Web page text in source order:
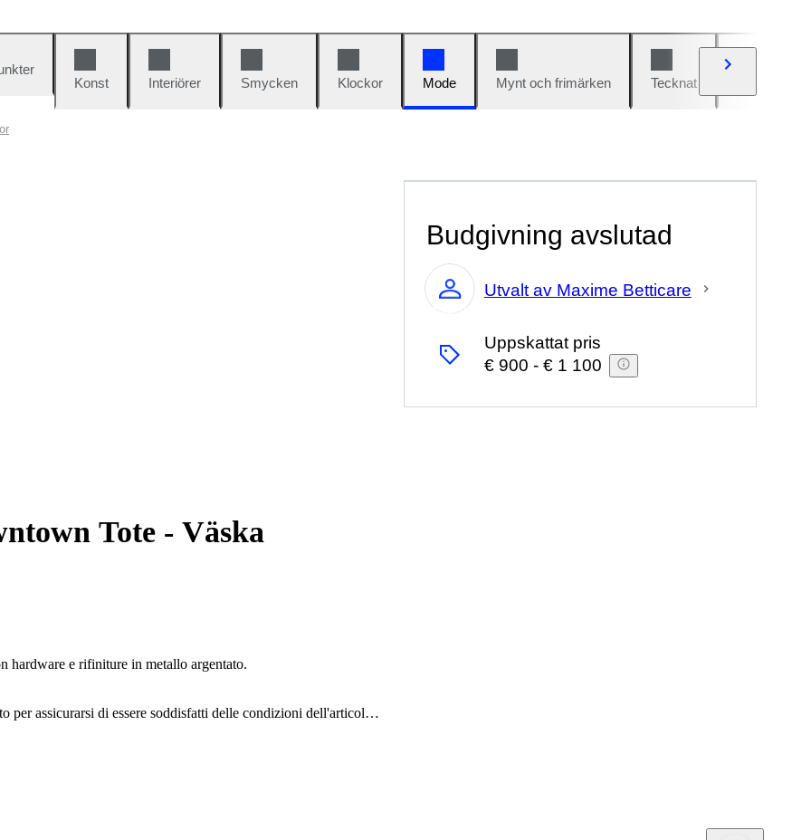
Konst
Interiörer Smycken Klockor Mode Mynt och frimärken Tecknat
Tote - Väska
hardware e rifiniture in metallo argentato.
assicurarsi di essere soddisfatti delle condizioni dell'articolo.
Budgivning avslutad
Expert
Utvalt av Maxime Betticare
Uppskattat pris
€ 900 - € 1 100